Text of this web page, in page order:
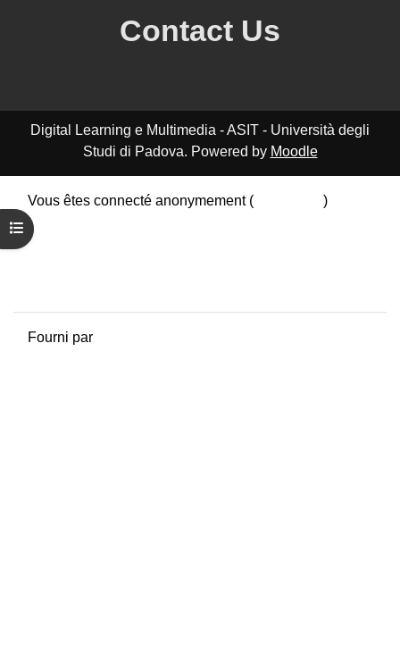
Ouvrir l’index du cours
Contact Us
Digital Learning e Multimedia - ASIT - Università degli
Studi di Padova. Powered by Moodle
Vous êtes connecté anonymement (
)
Résumé de conservation de données
Politiques
Fourni par